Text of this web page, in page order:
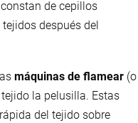
de cepillos
después del
máquinas de flamear (o
la pelusilla. Estas
del tejido sobre